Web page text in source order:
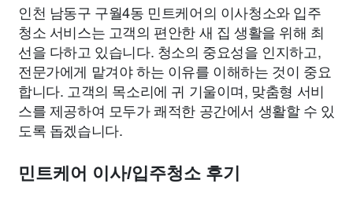
인천 남동구 구월4동 민트케어의 이사청소와 입주
청소 서비스는 고객의 편안한 새 집 생활을 위해 최
선을 다하고 있습니다. 청소의 중요성을 인지하고,
전문가에게 맡겨야 하는 이유를 이해하는 것이 중요
합니다. 고객의 목소리에 귀 기울이며, 맞춤형 서비
스를 제공하여 모두가 쾌적한 공간에서 생활할 수 있
도록 돕겠습니다.
민트케어 이사/입주청소 후기